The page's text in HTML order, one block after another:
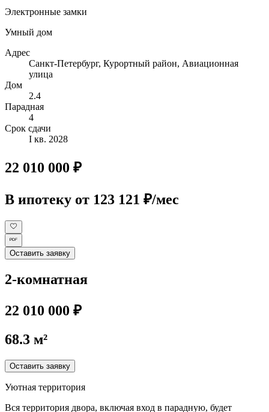
Электронные замки
Умный дом
Адрес
Санкт-Петербург, Курортный район, Авиационная
улица
Дом
2.4
Парадная
4
Срок сдачи
I кв. 2028
22 010 000 ₽
В ипотеку от 123 121 ₽/мес
Оставить заявку
2-комнатная
22 010 000 ₽
68.3 м²
Оставить заявку
Уютная территория
Вся территория двора, включая вход в парадную, будет